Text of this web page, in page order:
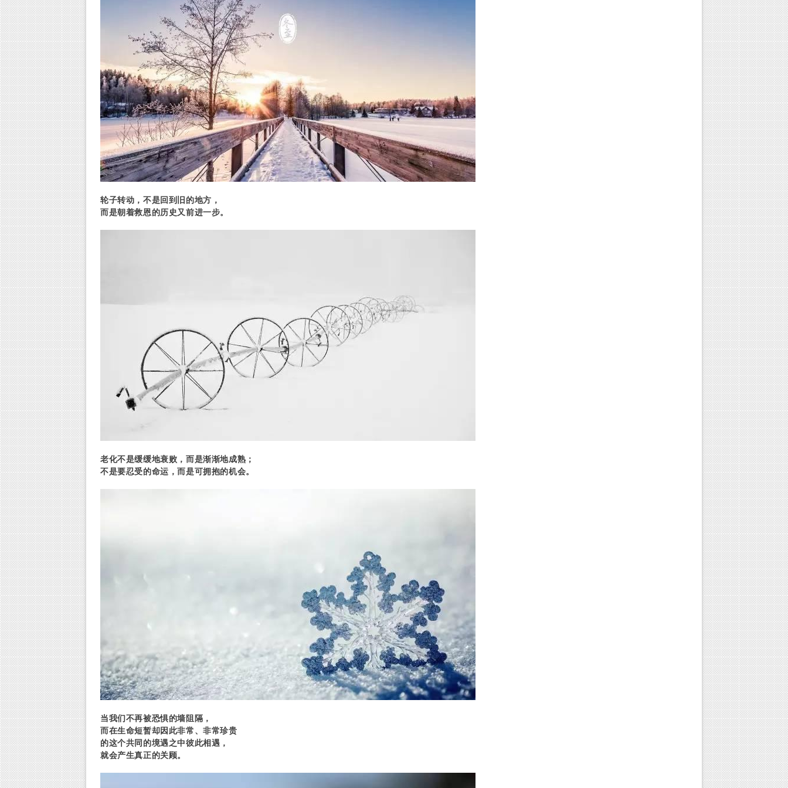
轮子转动，不是回到旧的地方，
而是朝着救恩的历史又前进一步。
老化不是缓缓地衰败，而是渐渐地成熟；
不是要忍受的命运，而是可拥抱的机会。
当我们不再被恐惧的墙阻隔，
而在生命短暂却因此非常、非常珍贵
的这个共同的境遇之中彼此相遇，
就会产生真正的关顾。